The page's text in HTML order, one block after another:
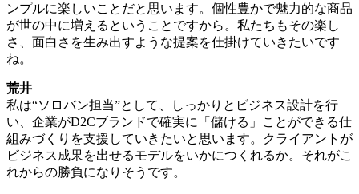
ンプルに楽しいことだと思います。個性豊かで魅力的な商品
が世の中に増えるということですから。私たちもその楽し
さ、面白さを生み出すような提案を仕掛けていきたいです
ね。
荒井
私は“ソロバン担当”として、しっかりとビジネス設計を行
い、企業がD2Cブランドで確実に「儲ける」ことができる仕
組みづくりを支援していきたいと思います。クライアントが
ビジネス成果を出せるモデルをいかにつくれるか。それがこ
れからの勝負になりそうです。